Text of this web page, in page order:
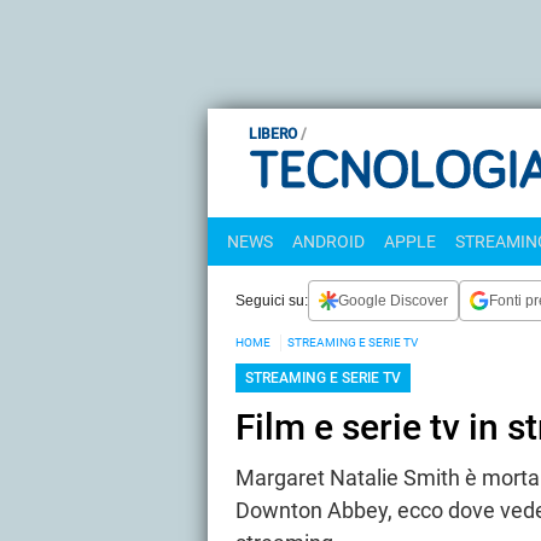
LIBERO
NEWS ANDROID APPLE
Seguici su: Google Discover Fonti
HOME STREAMING E SERIE TV
STREAMING E SERIE TV
Film e serie tv in
Margaret Natalie Smith è
Downton Abbey, ecco dove